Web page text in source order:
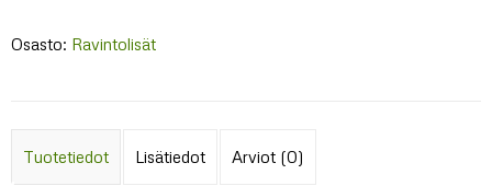
Osasto: Ravintolisät
Tuotetiedot Lisätiedot Arviot (0)